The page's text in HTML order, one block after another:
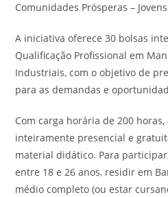
Comunidades Prósperas –
A iniciativa oferece 30 bolsas
Qualificação Profissional em
Industriais, com o objetivo de
para as demandas e
Com carga horária de 200 horas,
inteiramente presencial e
material didático. Para
entre 18 e 26 anos, residir em
médio completo (ou estar